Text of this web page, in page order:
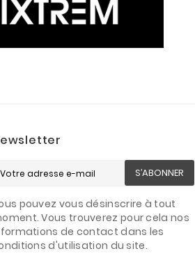
S’ABONNER
pouvez vous désinscrire à tout
Vous trouverez pour cela nos
de contact dans les
d'utilisation du site.